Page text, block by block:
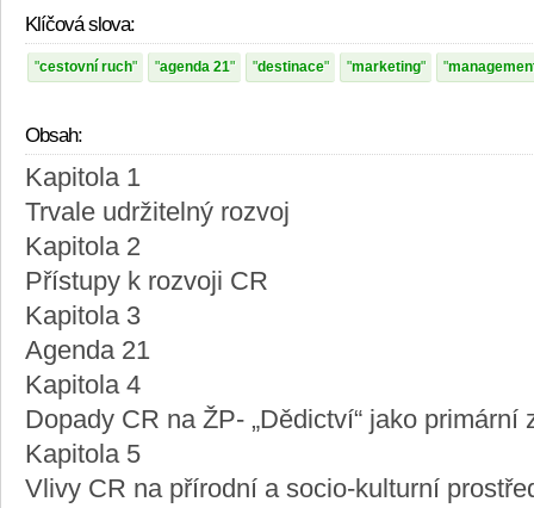
Klíčová slova:
cestovní ruch agenda 21 destinace marketing
Obsah:
Kapitola 1
Trvale udržitelný rozvoj
Kapitola 2
Přístupy k rozvoji CR
Kapitola 3
Agenda 21
Kapitola 4
Dopady CR na ŽP- „Dědictví“ jako primární
Kapitola 5
Vlivy CR na přírodní a socio-kulturní